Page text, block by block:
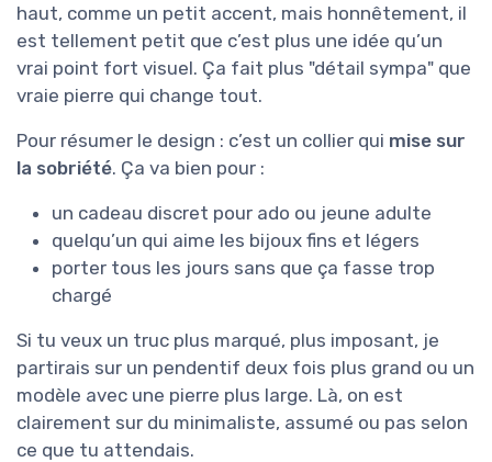
haut, comme un petit accent, mais honnêtement, il
est tellement petit que c’est plus une idée qu’un
vrai point fort visuel. Ça fait plus "détail sympa" que
vraie pierre qui change tout.
Pour résumer le design : c’est un collier qui mise sur
la sobriété. Ça va bien pour :
un cadeau discret pour ado ou jeune adulte
quelqu’un qui aime les bijoux fins et légers
porter tous les jours sans que ça fasse trop
chargé
Si tu veux un truc plus marqué, plus imposant, je
partirais sur un pendentif deux fois plus grand ou un
modèle avec une pierre plus large. Là, on est
clairement sur du minimaliste, assumé ou pas selon
ce que tu attendais.